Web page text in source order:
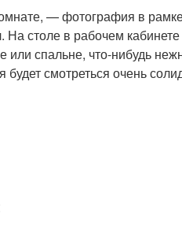
— фотография в
На столе в рабочем
или спальне, что-нибудь
смотреться очень